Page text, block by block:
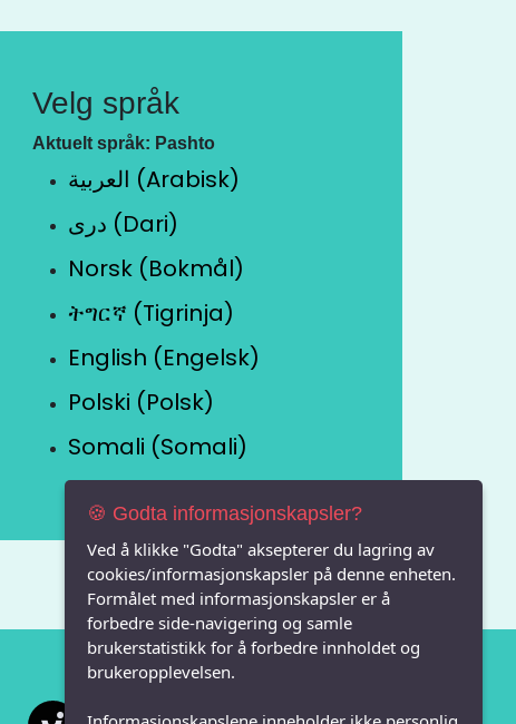
Velg språk
Aktuelt språk: Pashto
العربية (Arabisk)
دری (Dari)
Norsk (Bokmål)
ትግርኛ (Tigrinja)
English (Engelsk)
Polski (Polsk)
Somali (Somali)
🍪 Godta informasjonskapsler?
Ved å klikke "Godta" aksepterer du lagring av
cookies/informasjonskapsler på denne enheten.
Formålet med informasjonskapsler er å
forbedre side-navigering og samle
brukerstatistikk for å forbedre innholdet og
brukeropplevelsen.